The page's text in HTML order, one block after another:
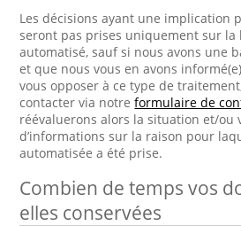
Les décisions ayant une implication
seront pas prises uniquement sur la
automatisé, sauf si nous avons une
et que nous vous en avons
vous opposer à ce type de
contacter via notreformulaire de
réévaluerons alors la situation et/ou
d’informations sur la raison pour
automatisée a été prise.
Combien de temps vos
elles conservées